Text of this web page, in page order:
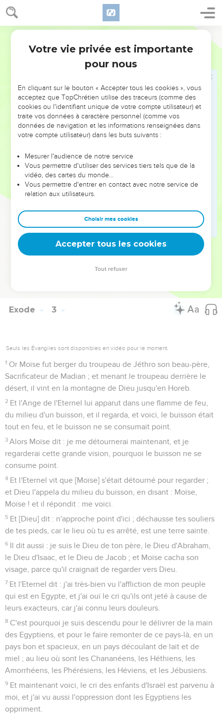
Exode 2
se leva et les secourut, et abreuva leur troupeau.
18 Et quand elles furent revenues chez Réhuel leur père, il
Elles répondirent : un homme Egyptien nous a délivrées
de la main des bergers ; et même il nous a puisé
Et il dit à ses filles : où est-il ? pourquoi avez-vous ainsi
laissé cet homme ? appelez-le, et qu'il mange du pain.
Et Moïse s'accorda de demeurer avec cet homme-là, qui
donna Séphora sa fille à Moïse.
dit-il, que j'ai séjourné dans un pays étranger.
Dieu choisit Moïse pour libérer Israël
23
et les enfants d'Israël soupirèrent à cause de la servitude, et
ils crièrent ; et leur cri monta jusqu'à Dieu, à cause de la
servitude.
Dieu donc ouït leurs sanglots, et Dieu se souvint de
Exode 3
Seuls les Évangiles sont disponibles en vidéo pour le moment.
1 Or Moïse fut berger du troupeau de Jéthro son beau-père,
Sacrificateur de Madian ; et menant le troupeau derrière le
désert, il vint en la montagne de Dieu jusqu'en Horeb.
2 Et l'Ange de l'Eternel lui apparut dans une flamme de feu,
du milieu d'un buisson, et il regarda, et voici, le buisson était
tout en feu, et le buisson ne se consumait point.
3 Alors Moïse dit : je me détournerai maintenant, et je
regarderai cette grande vision, pourquoi le buisson ne se
consume point.
4 Et l'Eternel vit que [Moïse] s'était détourné pour regarder ;
et Dieu l'appela du milieu du buisson, en disant : Moïse,
Moïse ! et il répondit : me voici.
5 Et [Dieu] dit : n'approche point d'ici ; déchausse tes souliers
de tes pieds, car le lieu où tu es arrêté, est une terre sainte.
6 Il dit aussi : je suis le Dieu de ton père, le Dieu d'Abraham,
le Dieu d'Isaac, et le Dieu de Jacob ; et Moïse cacha son
visage, parce qu'il craignait de regarder vers Dieu.
7 Et l'Eternel dit : j'ai très-bien vu l'affliction de mon peuple
qui est en Egypte, et j'ai ouï le cri qu'ils ont jeté à cause de
leurs exacteurs, car j'ai connu leurs douleurs.
8 C'est pourquoi je suis descendu pour le délivrer de la main
des Egyptiens, et pour le faire remonter de ce pays-là, en un
pays bon et spacieux, en un pays découlant de lait et de
miel ; au lieu où sont les Chananéens, les Héthiens, les
Amorrhéens, les Phérésiens, les Héviens, et les Jébusiens.
9 Et maintenant voici, le cri des enfants d'Israël est parvenu à
moi, et j'ai vu aussi l'oppression dont les Egyptiens les
oppriment.
Votre vie privée est importante
pour nous
En cliquant sur le bouton « Accepter tous les cookies », vous
acceptez que TopChrétien utilise des traceurs (comme des
cookies ou l'identifiant unique de votre compte utilisateur) et
traite vos données à caractère personnel (comme vos
données de navigation et les informations renseignées dans
votre compte utilisateur) dans les buts suivants :
Mesurer l'audience de notre service
Vous permettre d'utiliser des services tiers tels que de la
vidéo, des cartes du monde…
Vous permettre d'entrer en contact avec notre service de
relation aux utilisateurs.
Choisir mes cookies
Accepter tous les cookies
Tout refuser